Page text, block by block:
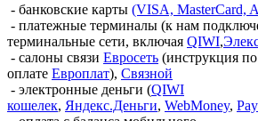
- банковские карты (VISA, MasterCard,
- платежные терминалы (к нам
терминальные сети, включая QIWI,
- салоны связи Евросеть (инструкция по
оплате Европлат), Связной
- электронные деньги (QIWI
кошелек, Яндекс.Деньги, WebMoney,